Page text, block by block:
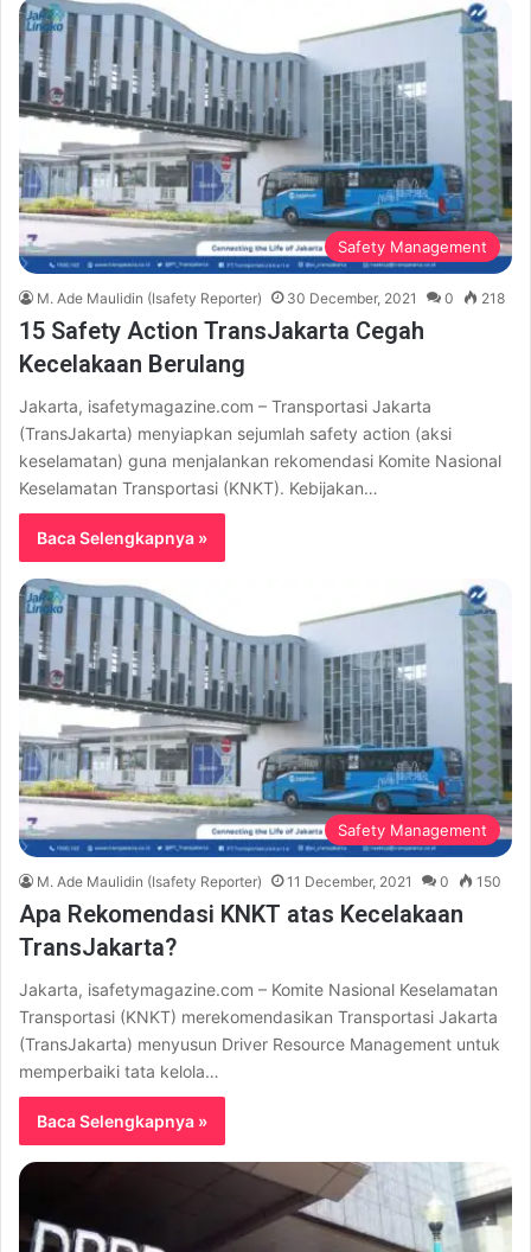
Safety Management
M. Ade Maulidin (Isafety Reporter) 30 December, 2021 0 218
15 Safety Action TransJakarta Cegah
Kecelakaan Berulang
Jakarta, isafetymagazine.com – Transportasi Jakarta
(TransJakarta) menyiapkan sejumlah safety action (aksi
keselamatan) guna menjalankan rekomendasi Komite Nasional
Keselamatan Transportasi (KNKT). Kebijakan…
Baca Selengkapnya »
Safety Management
M. Ade Maulidin (Isafety Reporter) 11 December, 2021 0 150
Apa Rekomendasi KNKT atas Kecelakaan
TransJakarta?
Jakarta, isafetymagazine.com – Komite Nasional Keselamatan
Transportasi (KNKT) merekomendasikan Transportasi Jakarta
(TransJakarta) menyusun Driver Resource Management untuk
memperbaiki tata kelola…
Baca Selengkapnya »